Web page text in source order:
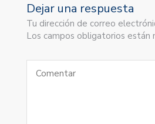
Dejar una respuesta
Tu dirección de correo
Los campos obligatorios están